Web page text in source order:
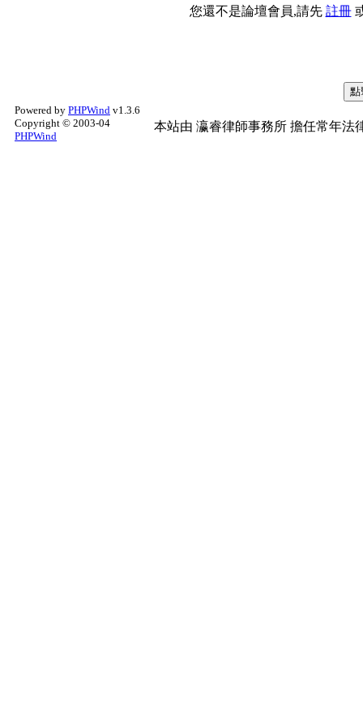
您還不是論壇會員,請先 註冊
Powered by PHPWind v1.3.6
Copyright © 2003-04
PHPWind
本站由 瀛睿律師事務所 擔任常年法